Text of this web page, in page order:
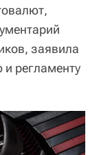
заявила
регламенту